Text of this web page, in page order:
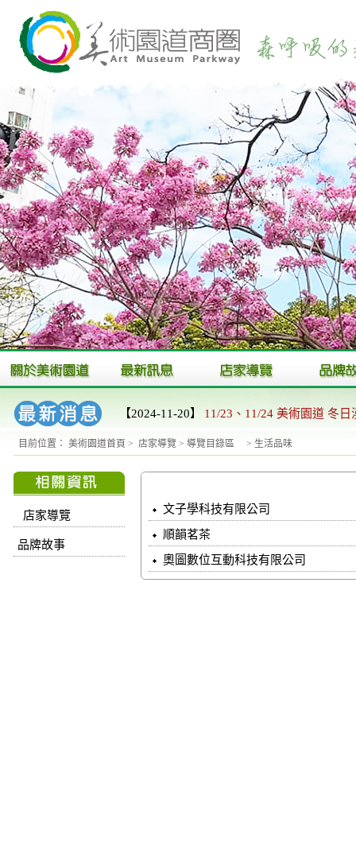
【2024-11-20】 11/23、11/24 美術園道 冬日
目前位置： 美術園道首頁 > 店家導覽 > 導覽目錄區 > 生活品味
店家導覽
品牌故事
文子學科技有限公司
順韻茗茶
奧圖數位互動科技有限公司